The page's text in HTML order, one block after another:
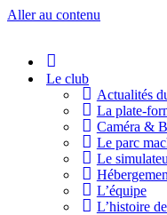
Aller au contenu
Le club
Actualités
La plate-
Caméra &
Le parc
Le
L’équipe
L’histoire